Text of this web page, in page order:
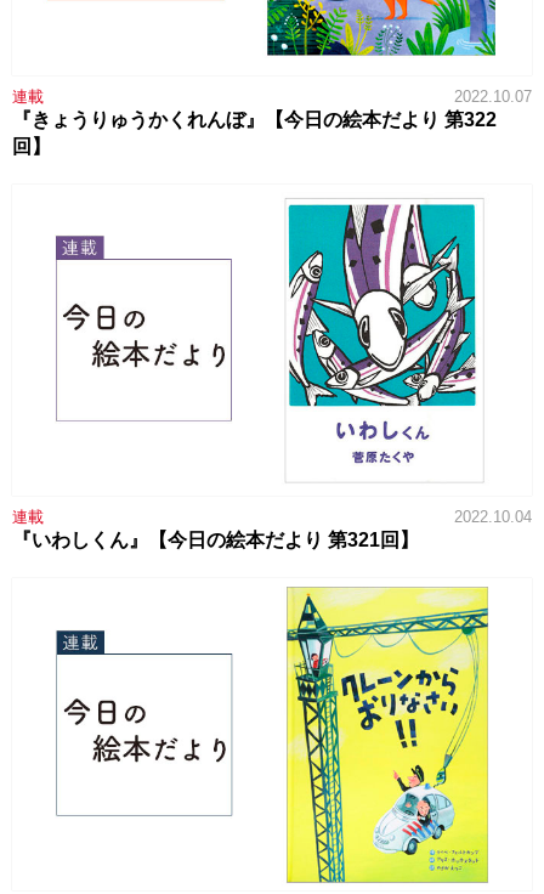
連載 2022.10.07
『きょうりゅうかくれんぼ』【今日の絵本だより 第322
回】
連載 2022.10.04
『いわしくん』【今日の絵本だより 第321回】